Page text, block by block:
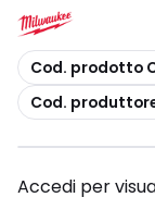
copia
Cod. prodotto
copia
Cod.
Accedi per